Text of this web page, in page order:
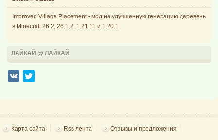
Improved Village Placement - мод на улучшенную генерацию деревень
в Minecraft 26.2, 26.1.2, 1.21.11 и 1.20.1
ЛАЙКАЙ @ ЛАЙКАЙ
Карта сайта Rss лента Отзывы и предложения